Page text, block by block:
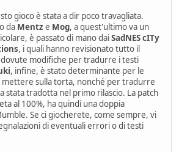
gioco è stata a dir poco travagliata.
da Mentz e Mog, a quest'ultimo va un
è passato di mano daiSadNES cITy
, i quali hanno revisionato tutto il
modifiche per tradurre i testi
, infine, è stato determinante per le
mettere sulla torta, nonché per tradurre
stata tradotta nel primo rilascio. La patch
al 100%, ha quindi una doppia
Se ci giocherete, come sempre, vi
di eventuali errori o di testi